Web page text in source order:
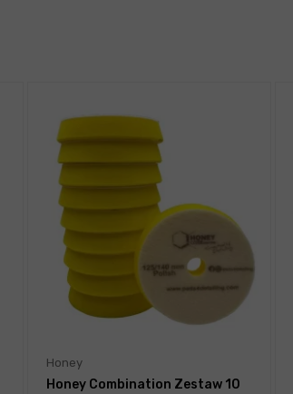
Honey
Honey Combination Zestaw 10